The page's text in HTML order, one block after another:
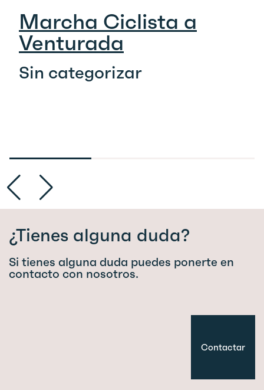
Marcha Ciclista a
Venturada
Sin categorizar
¿Tienes alguna duda?
Si tienes alguna duda puedes ponerte en
contacto con nosotros.
Contactar